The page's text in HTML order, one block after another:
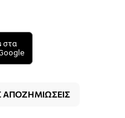
στα
ΑΠΟΖΗΜΙΩΣΕΙΣ